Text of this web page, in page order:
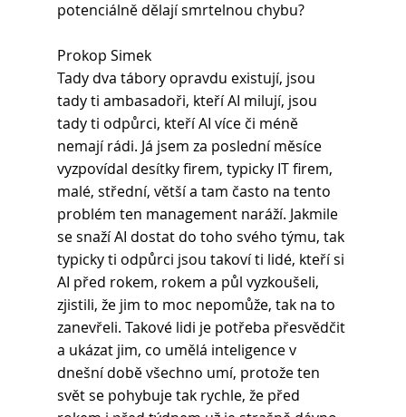
potenciálně dělají smrtelnou chybu?
Prokop Simek
Tady dva tábory opravdu existují, jsou
tady ti ambasadoři, kteří AI milují, jsou
tady ti odpůrci, kteří AI více či méně
nemají rádi. Já jsem za poslední měsíce
vyzpovídal desítky firem, typicky IT firem,
malé, střední, větší a tam často na tento
problém ten management naráží. Jakmile
se snaží AI dostat do toho svého týmu, tak
typicky ti odpůrci jsou takoví ti lidé, kteří si
AI před rokem, rokem a půl vyzkoušeli,
zjistili, že jim to moc nepomůže, tak na to
zanevřeli. Takové lidi je potřeba přesvědčit
a ukázat jim, co umělá inteligence v
dnešní době všechno umí, protože ten
svět se pohybuje tak rychle, že před